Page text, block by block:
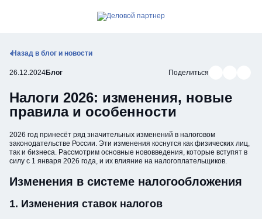
Открыть мобильное меню
Назад в блог и новости
26.12.2024Блог Поделиться
Налоги 2026: изменения, новые
правила и особенности
2026 год принесёт ряд значительных изменений в налоговом
законодательстве России. Эти изменения коснутся как физических лиц,
так и бизнеса. Рассмотрим основные нововведения, которые вступят в
силу с 1 января 2026 года, и их влияние на налогоплательщиков.
Изменения в системе налогообложения
1. Изменения ставок налогов